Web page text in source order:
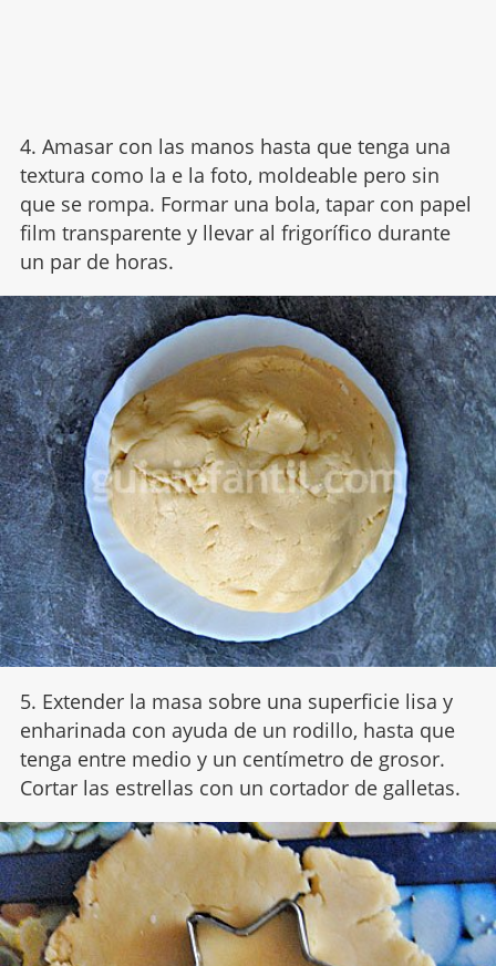
4. Amasar con las manos hasta que tenga una
textura como la e la foto, moldeable pero sin
que se rompa. Formar una bola, tapar con papel
film transparente y llevar al frigorífico durante
un par de horas.
5. Extender la masa sobre una superficie lisa y
enharinada con ayuda de un rodillo, hasta que
tenga entre medio y un centímetro de grosor.
Cortar las estrellas con un cortador de galletas.